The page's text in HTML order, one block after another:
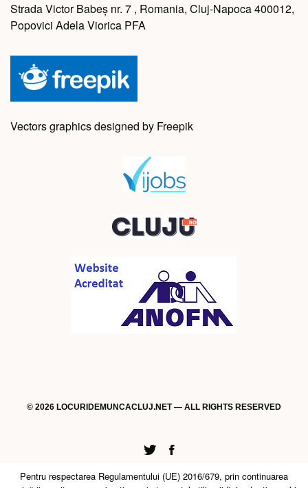
Strada Victor Babeș nr. 7 , Romania, Cluj-Napoca 400012,
Popovici Adela Viorica PFA
Vectors graphics designed by Freepik
© 2026 LOCURIDEMUNCACLUJ.NET — ALL RIGHTS RESERVED
Twitter
Facebook
Pentru respectarea Regulamentului (UE) 2016/679, prin continuarea